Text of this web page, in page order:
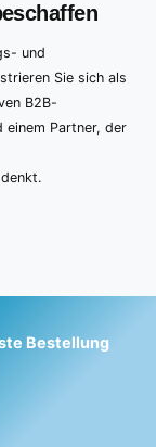
und
Sie sich als
B2B-
einem Partner, der
Bestellung